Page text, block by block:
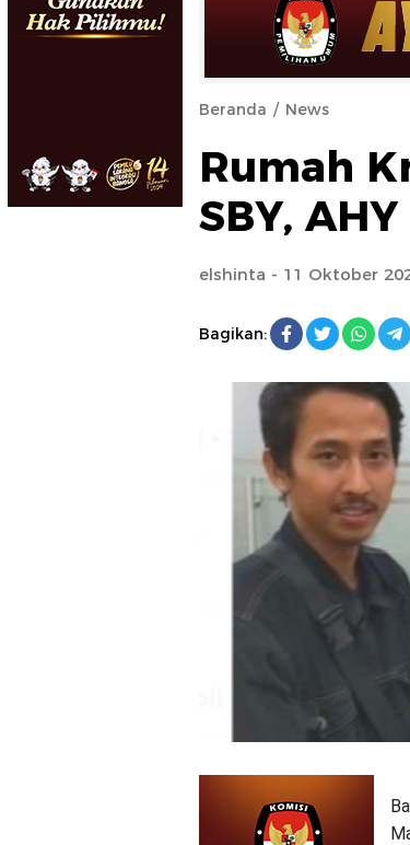
Beranda News
Rumah
SBY,
elshinta - 11 Oktober
Bagikan: